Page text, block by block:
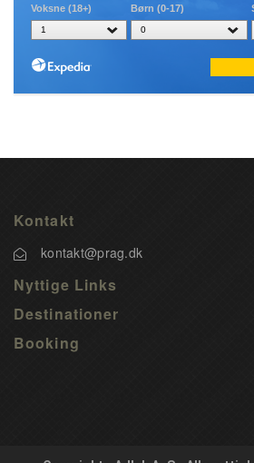
Kontakt
kontakt@prag.dk
Nyttige Links
Destinationer
Booking